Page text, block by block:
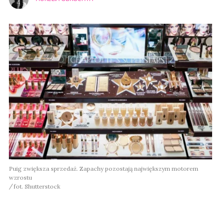
0
Zostaw swoje komentarze
Imię (Wymagane)
Anuluj
Prześlij komentarz
Puig zwiększa sprzedaż. Zapachy pozostają największym motorem
wzrostu
fot. Shutterstock